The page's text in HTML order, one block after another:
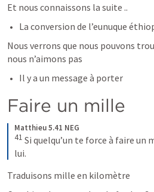
Et nous connaissons la suite ..
La conversion de l’eunuque
Nous verrons que nous pouvons
nous n’aimons pas
Il y a un message à porter
Faire un mille
Matthieu 5.41 NEG
41 Si quelqu’un te force à faire un
lui.
Traduisons mille en kilomètre